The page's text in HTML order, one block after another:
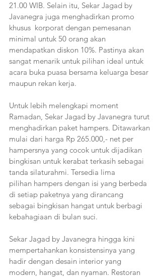
21.00 WIB. Selain itu, Sekar Jagad by
Javanegra juga menghadirkan promo
khusus  korporat dengan pemesanan
minimal untuk 50 orang akan
mendapatkan diskon 10%. Pastinya akan
sangat menarik untuk pilihan ideal untuk
acara buka puasa bersama keluarga besar
maupun rekan kerja.
Untuk lebih melengkapi moment
Ramadan, Sekar Jagad by Javanegra turut
menghadirkan paket hampers. Ditawarkan
mulai dari harga Rp 265.000,- net per
hampersnya yang cocok untuk dijadikan
bingkisan untuk kerabat terkasih sebagai
tanda silaturahmi. Tersedia lima
pilihan hampers dengan isi yang berbeda
di setiap paketnya yang dirancang
sebagai bingkisan hangat untuk berbagi
kebahagiaan di bulan suci.
Sekar Jagad by Javanegra hingga kini
mempertahankan konsistensinya yang
hadir dengan desain interior yang
modern, hangat, dan nyaman. Restoran